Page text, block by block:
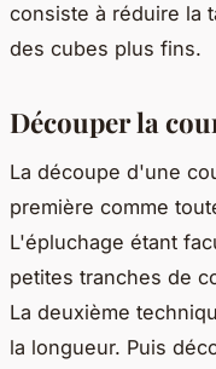
consiste à réduire la
des cubes plus fins.
Découper la
La découpe d'une
première comme
L'épluchage étant
petites tranches de
La deuxième
la longueur. Puis